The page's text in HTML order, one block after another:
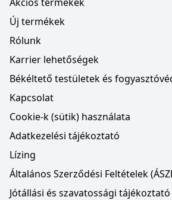
Új termékek
Rólunk
Karrier lehetőségek
Békéltető testületek és
Kapcsolat
Cookie-k (sütik) használata
Adatkezelési tájékoztató
Lízing
Általános Szerződési Feltételek
Jótállási és szavatossági tájékoztató